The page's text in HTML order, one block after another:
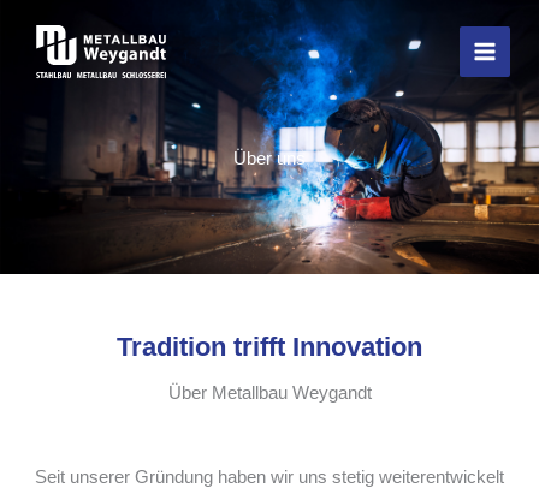
springen
Über uns
Tradition trifft Innovation
Über Metallbau Weygandt
Seit unserer Gründung haben wir uns stetig weiterentwickelt